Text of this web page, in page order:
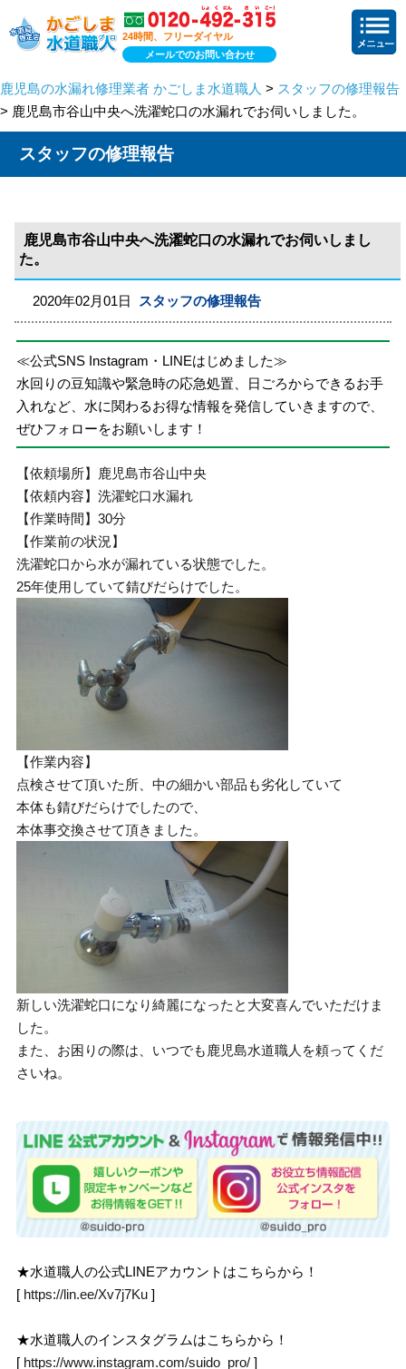
24時間、フリーダイヤル
メールでのお問い合わせ
鹿児島の水漏れ修理業者 かごしま水道職人 > スタッフの修理報告
> 鹿児島市谷山中央へ洗濯蛇口の水漏れでお伺いしました。
スタッフの修理報告
鹿児島市谷山中央へ洗濯蛇口の水漏れでお伺いしまし
た。
2020年02月01日 スタッフの修理報告
≪公式SNS Instagram・LINEはじめました≫
水回りの豆知識や緊急時の応急処置、日ごろからできるお手
入れなど、水に関わるお得な情報を発信していきますので、
ぜひフォローをお願いします！
【依頼場所】鹿児島市谷山中央
【依頼内容】洗濯蛇口水漏れ
【作業時間】30分
【作業前の状況】
洗濯蛇口から水が漏れている状態でした。
25年使用していて錆びだらけでした。
【作業内容】
点検させて頂いた所、中の細かい部品も劣化していて
本体も錆びだらけでしたので、
本体事交換させて頂きました。
新しい洗濯蛇口になり綺麗になったと大変喜んでいただけま
した。
また、お困りの際は、いつでも鹿児島水道職人を頼ってくだ
さいね。
★水道職人の公式LINEアカウントはこちらから！
[ https://lin.ee/Xv7j7Ku ]
★水道職人のインスタグラムはこちらから！
[ https://www.instagram.com/suido_pro/ ]